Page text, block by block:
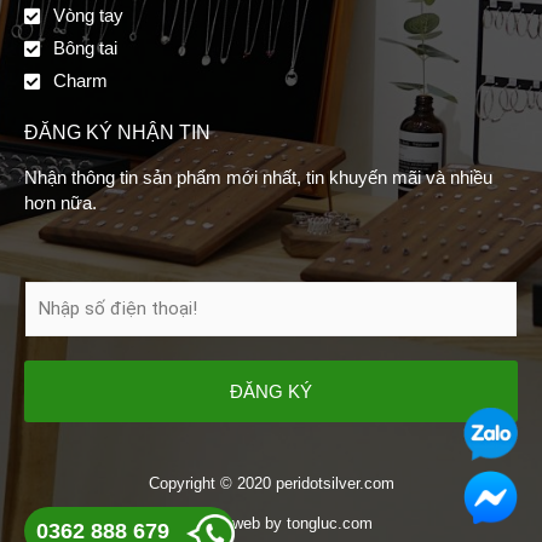
Vòng tay
Bông tai
Charm
ĐĂNG KÝ NHẬN TIN
Nhận thông tin sản phẩm mới nhất, tin khuyến mãi và nhiều
hơn nữa.
ĐĂNG KÝ
Copyright © 2020 peridotsilver.com
Thiết kế webby tongluc.com
0362 888 679